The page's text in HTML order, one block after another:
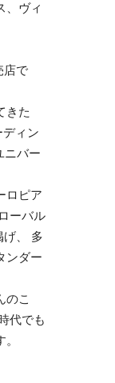
、ヴィ
店で
きた
ィン
ニバー
ロピア
ーバル
げ、 多
ンダー
のこ
代でも